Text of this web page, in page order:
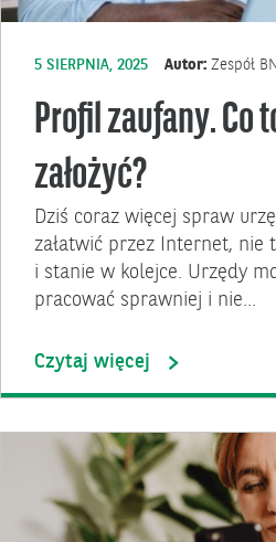
5 SIERPNIA, 2025 Autor: Zespół
Profil zaufany. Co
założyć?
Dziś coraz więcej spraw
załatwić przez Internet, nie
i stanie w kolejce. Urzędy
pracować sprawniej i nie…
Czytaj więcej